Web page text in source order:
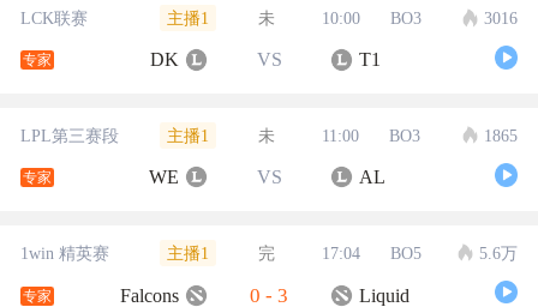
LCK联赛 主播1 未 10:00 BO3 3016
专家 DK VS T1
LPL第三赛段 主播1 未 11:00 BO3 1865
专家 WE VS AL
1win 精英赛 主播1 完 17:04 BO5 5.6万
专家 Falcons 0 - 3 Liquid